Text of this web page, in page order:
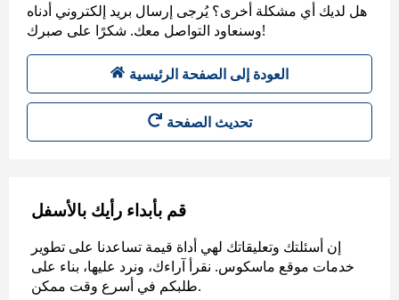
هل لديك أي مشكلة أخرى؟ يُرجى إرسال بريد إلكتروني أدناه
وسنعاود التواصل معك. شكرًا على صبرك!
العودة إلى الصفحة الرئيسية
تحديث الصفحة
قم بأبداء رأيك بالأسفل
إن أسئلتك وتعليقاتك لهي أداة قيمة تساعدنا على تطوير
خدمات موقع ماسكوس. نقرأ آراءك، ونرد عليها، بناء على
طلبكم في أسرع وقت ممكن.